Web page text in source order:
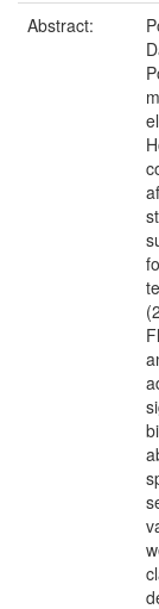
Abstract: